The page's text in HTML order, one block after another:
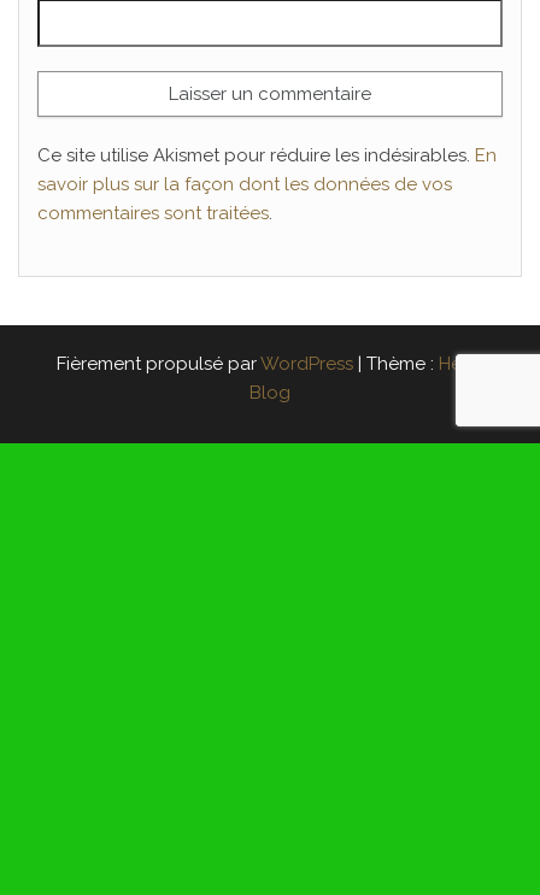
Ce site utilise Akismet pour réduire les indésirables. En
savoir plus sur la façon dont les données de vos
commentaires sont traitées.
Fièrement propulsé parWordPress | Thème : Head
Blog